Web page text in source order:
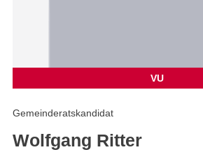
VU
Gemeinderatskandidat
Wolfgang Ritter